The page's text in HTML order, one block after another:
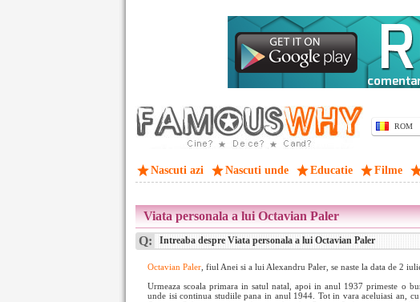
ROM
Nascuti azi Nascuti unde Educatie Filme
Viata personala a lui Octavian Paler
Q: Intreaba despre Viata personala a lui Octavian Paler
Octavian Paler , fiul Anei si a lui Alexandru Paler, se naste la data de 2
Urmeaza scoala primara in satul natal, apoi in anul 1937 primeste o
unde isi continua studiile pana in anul 1944. Tot in vara aceluiasi an,